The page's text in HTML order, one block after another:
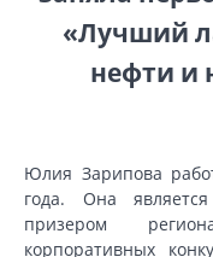
«Лучший
нефти и
Юлия Зарипова
года. Она
призером
корпоративных